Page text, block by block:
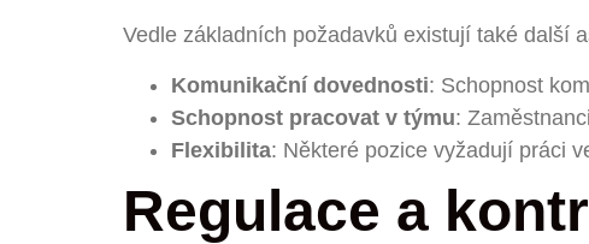
Vedle základních požadavků existují také další
Komunikační dovednosti: Schopnost
Schopnost pracovat v týmu:
Flexibilita: Některé pozice vyžadují práci
Regulace a